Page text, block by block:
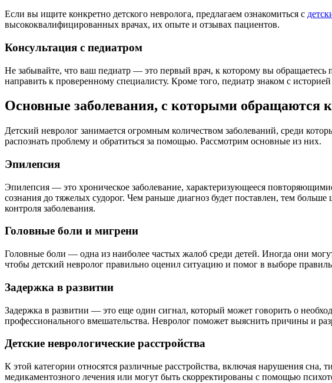
Если вы ищите конкретно детского невролога, предлагаем ознакомиться с
высококвалифицированных врачах, их опыте и отзывах пациентов.
Консультация с педиатром
Не забывайте, что ваш педиатр — это первый врач, к которому вы
направить к проверенному специалисту. Кроме того, педиатр знаком с
Основные заболевания, с которыми обращаются к
Детский невролог занимается огромным количеством заболеваний, среди
распознать проблему и обратиться за помощью. Рассмотрим основные из них.
Эпилепсия
Эпилепсия — это хроническое заболевание, характеризующееся
сознания до тяжелых судорог. Чем раньше диагноз будет поставлен, тем
контроля заболевания.
Головные боли и мигрени
Головные боли — одна из наиболее частых жалоб среди детей. Иногда они
чтобы детский невролог правильно оценил ситуацию и помог в выборе
Задержка в развитии
Задержка в развитии — это еще один сигнал, который может говорить о
профессионального вмешательства. Невролог поможет выяснить причины и
Детские неврологические расстройства
К этой категории относятся различные расстройства, включая нарушения
медикаментозного лечения или могут быть скорректированы с помощью